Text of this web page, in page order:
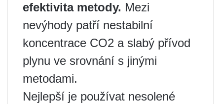
efektivita metody. Mezi
nevýhody patří nestabilní
koncentrace CO2 a slabý přívod
plynu ve srovnání s jinými
metodami.
Nejlepší je používat nesolené